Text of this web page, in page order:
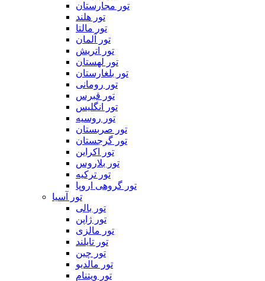
تور مجارستان
تور هلند
تور مالتا
تور آلمان
تور اتریش
تور لهستان
تور بلغارستان
تور رومانی
تور قبرس
تور انگلیس
تور روسیه
تور صربستان
تور گرجستان
تور اکراین
تور بلاروس
تور ترکیه
تور گروهی اروپا
تور آسیا
تور بالی
تور ژاپن
تور مالزی
تور تایلند
تور چین
تور مالدیو
تور ویتنام